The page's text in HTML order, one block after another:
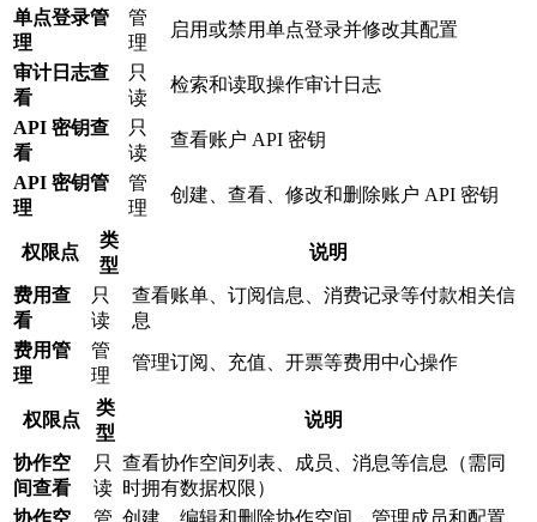
单点登录管
理
管
理
启用或禁用单点登录并修改其配置
审计日志查
看
只
读
检索和读取操作审计日志
API 密钥查
看
只
读
查看账户 API 密钥
API 密钥管
理
管
理
创建、查看、修改和删除账户 API 密钥
权限点
类
型
说明
费用查
看
只
读
查看账单、订阅信息、消费记录等付款相关信
息
费用管
理
管
理
管理订阅、充值、开票等费用中心操作
权限点
类
型
说明
协作空
间查看
只
读
查看协作空间列表、成员、消息等信息（需同
时拥有数据权限）